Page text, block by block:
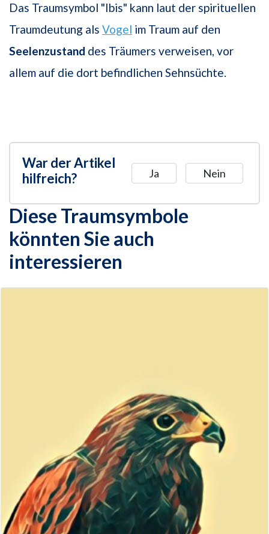
Das Traumsymbol "Ibis" kann laut der spirituellen
Traumdeutung als Vogel im Traum auf den
Seelenzustand des Träumers verweisen, vor
allem auf die dort befindlichen Sehnsüchte.
War der Artikel
hilfreich?
Ja Nein
Diese Traumsymbole
könnten Sie auch
interessieren